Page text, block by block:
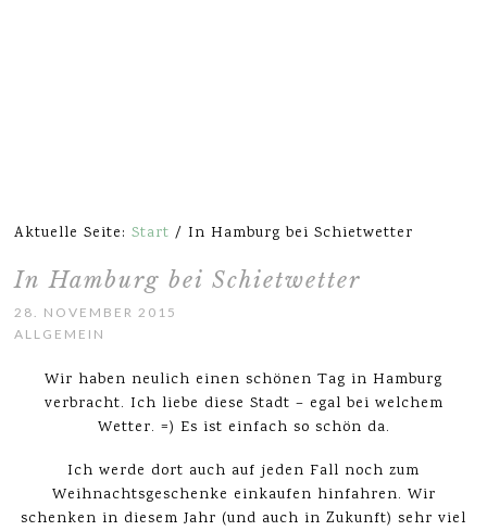
Aktuelle Seite:Start / In Hamburg bei Schietwetter
In Hamburg bei Schietwetter
28. NOVEMBER 2015
ALLGEMEIN
Wir haben neulich einen schönen Tag in Hamburg
verbracht. Ich liebe diese Stadt – egal bei welchem
Wetter. =) Es ist einfach so schön da.
Ich werde dort auch auf jeden Fall noch zum
Weihnachtsgeschenke einkaufen hinfahren. Wir
schenken in diesem Jahr (und auch in Zukunft) sehr viel